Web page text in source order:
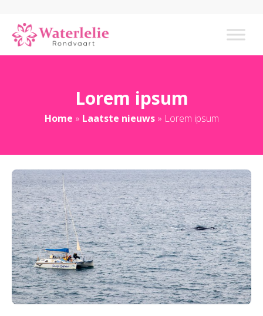
Lorem ipsum
Home » Laatste nieuws» Lorem ipsum